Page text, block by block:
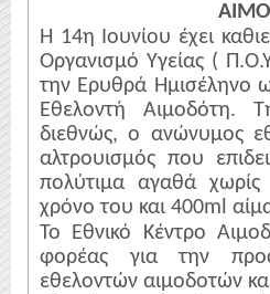
Η 14η Ιουνίου έχει
Οργανισμό Υγείας (
την Ερυθρά Ημισέληνο
Εθελοντή Αιμοδότη.
διεθνώς, ο ανώνυμος
αλτρουισμός που
πολύτιμα αγαθά
χρόνο του και 400ml
Το Εθνικό Κέντρο
φορέας για την
εθελοντών αιμοδοτών